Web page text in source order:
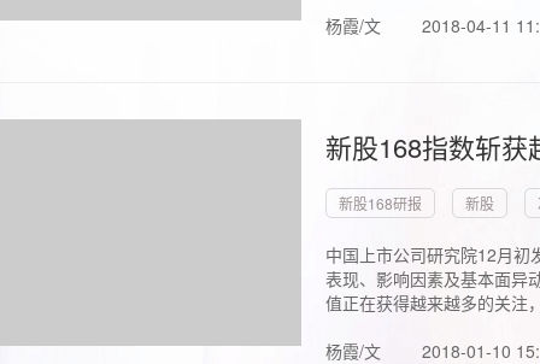
杨霞/文 2018-04-11
新股168指数斩
新股168研报 新股
中国上市公司研究院12月初
表现、影响因素及基本面异
值正在获得越来越多的关注
杨霞/文
2018-01-10